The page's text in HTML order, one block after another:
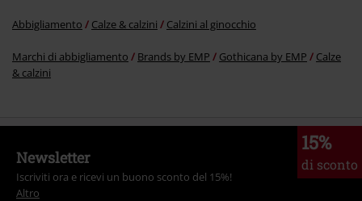
Abbigliamento Calze & calzini Calzini al ginocchio
Marchi di abbigliamento Brands by EMP Gothicana by EMP
Calze
& calzini
15%
di sconto
Newsletter
Iscriviti ora e ricevi un buono sconto del 15%!
Altro